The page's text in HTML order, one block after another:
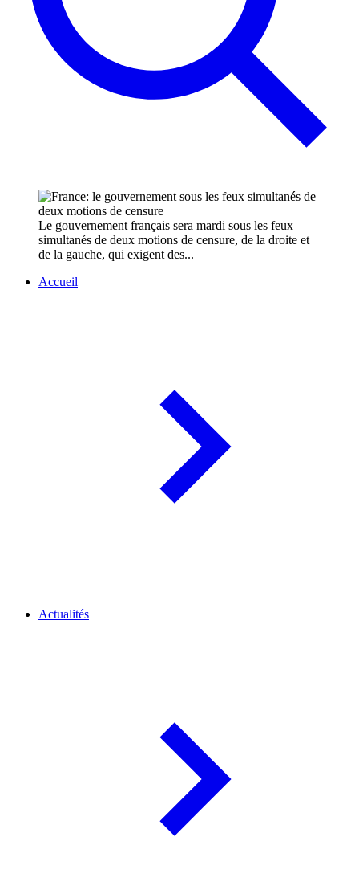
Le gouvernement français sera mardi sous les feux
simultanés de deux motions de censure, de la droite et
de la gauche, qui exigent des...
Accueil
Actualités